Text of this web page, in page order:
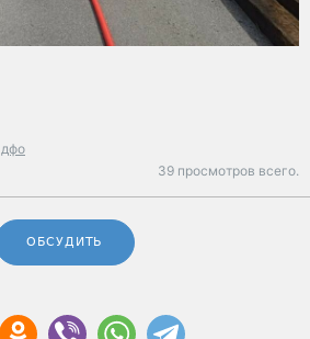
дфо
39 просмотров всего.
ОБСУДИТЬ